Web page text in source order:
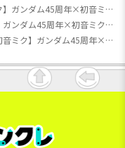
【初音ミク】ガンダム45周年×初音ミク BANPRESTO EVOLVE-GUNDAM Collaboration-フィギュア
【初音ミク】ガンダム45周年×初音ミク BANPRESTO EVOLVE-GUNDAM Collaboration-フィギュア
【初音ミク】ガンダム45周年×初音ミク BANPRESTO EVOLVE-GUNDAM Collaboration-フィギュア